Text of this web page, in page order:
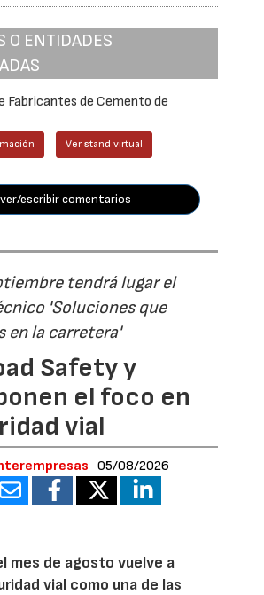
O ENTIDADES
Fabricantes de Cemento de
Ver stand virtual
ver/escribir comentarios
tendrá lugar el
'Soluciones que
en la carretera'
Safety y
el foco en
vial
05/08/2026
mes de agosto vuelve a
vial como una de las